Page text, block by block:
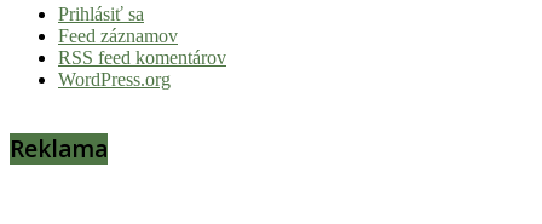
Prihlásiť sa
Feed záznamov
RSS feed komentárov
WordPress.org
Reklama